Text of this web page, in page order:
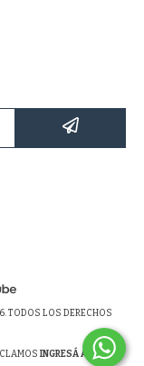
TODOS LOS DERECHOS
INGRESÁ ACÁ.